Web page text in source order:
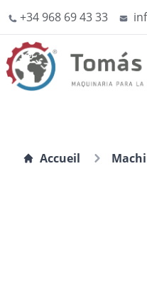
+34 968 69 43 33
Accueil